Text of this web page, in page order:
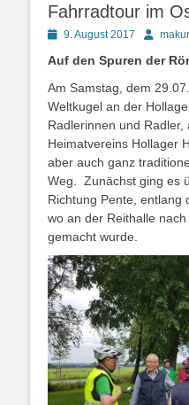
Fahrradtour im
Posted9. August 2017 Autor
Auf den Spuren der
Am Samstag, dem
Weltkugel an der
Radlerinnen und
Heimatvereins Hollager
aber auch ganz
Weg. Zunächst ging es
Richtung Pente, entlang
wo an der Reithalle
gemacht wurde.